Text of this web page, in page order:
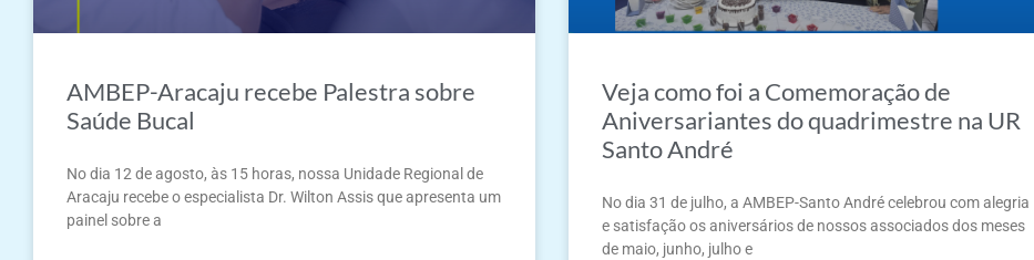
AMBEP-Aracaju recebe Palestra sobre
Saúde Bucal
No dia 12 de agosto, às 15 horas, nossa Unidade Regional de
Aracaju recebe o especialista Dr. Wilton Assis que apresenta um
painel sobre a
Veja como foi a Comemoração de
Aniversariantes do quadrimestre na UR
Santo André
No dia 31 de julho, a AMBEP-Santo André celebrou com alegria
e satisfação os aniversários de nossos associados dos meses
de maio, junho, julho e